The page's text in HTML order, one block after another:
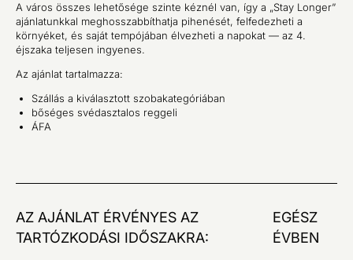
A város összes lehetősége szinte kéznél van, így a „Stay Longer”
ajánlatunkkal meghosszabbíthatja pihenését, felfedezheti a
környéket, és saját tempójában élvezheti a napokat — az 4.
éjszaka teljesen ingyenes.
Az ajánlat tartalmazza:
Szállás a kiválasztott szobakategóriában
bőséges svédasztalos reggeli
ÁFA
AZ AJÁNLAT ÉRVÉNYES AZ
TARTÓZKODÁSI IDŐSZAKRA:
EGÉSZ
ÉVBEN